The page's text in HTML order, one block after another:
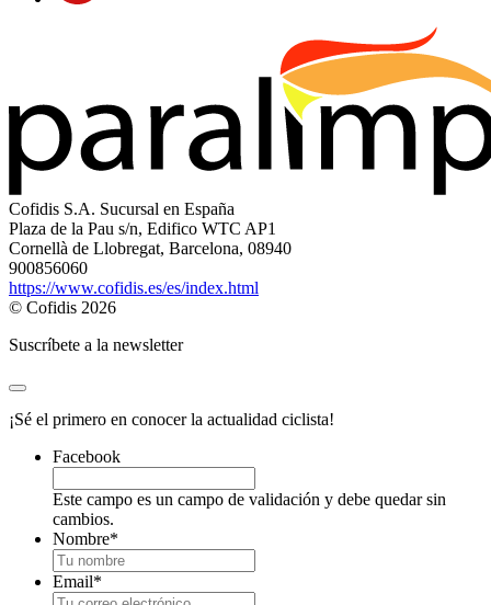
Cofidis S.A. Sucursal en España
Plaza de la Pau s/n, Edifico WTC AP1
Cornellà de Llobregat, Barcelona, 08940
900856060
https://www.cofidis.es/es/index.html
© Cofidis 2026
Suscríbete a la newsletter
¡Sé el primero en conocer la actualidad ciclista!
Facebook
Este campo es un campo de validación y debe quedar sin
cambios.
Nombre*
Email*